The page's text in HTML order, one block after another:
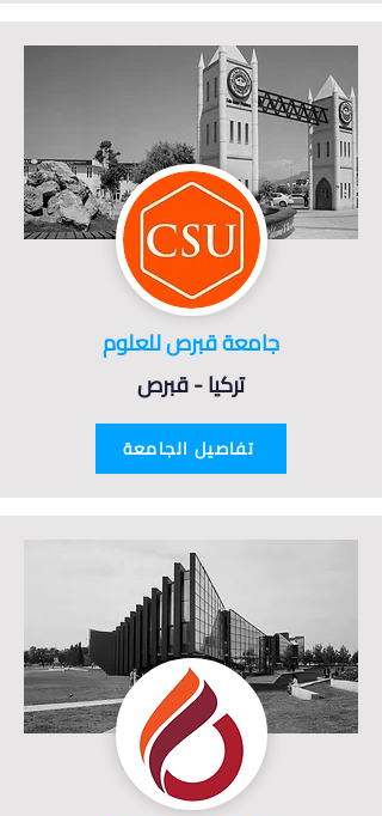
جامعة قبرص للعلوم
تركيا - قبرص
تفاصيل الجامعة